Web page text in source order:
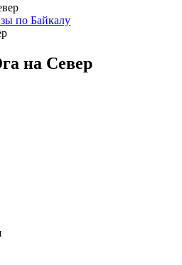
по Байкалу
на Север